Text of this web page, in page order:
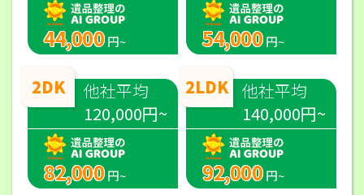
44,000 円~
2DK
他社平均
120,000円~
82,000 円~
54,000 円~
2LDK 他社平均
140,000円~
92,000 円~